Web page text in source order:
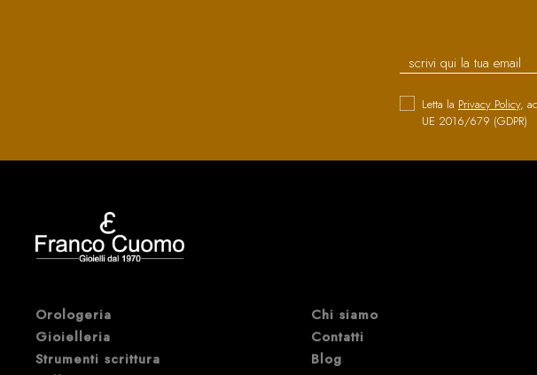
Letta la Privacy Policy,
UE 2016/679 (GDPR)
Orologeria
Gioielleria
Strumenti scrittura
Chi siamo
Contatti
Blog